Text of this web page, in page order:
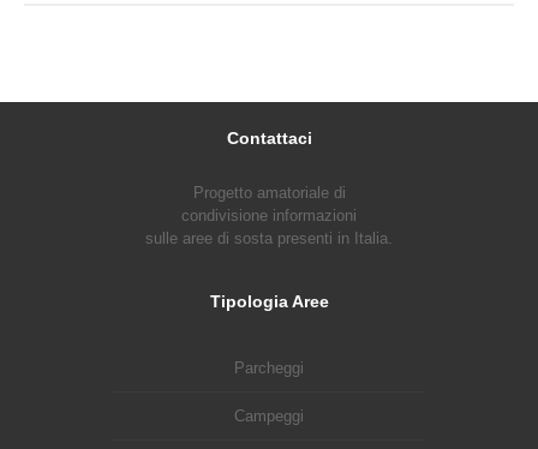
Contattaci
Progetto amatoriale di
condivisione informazioni
sulle aree di sosta presenti in Italia.
Tipologia Aree
Parcheggi
Campeggi